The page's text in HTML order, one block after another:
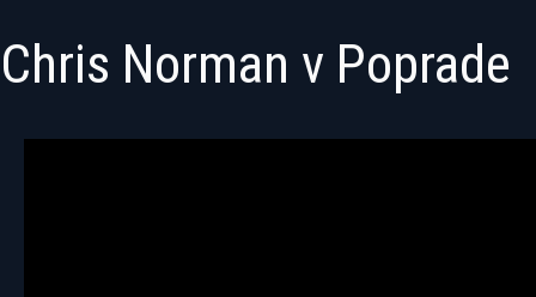
Chris Norman v Poprade